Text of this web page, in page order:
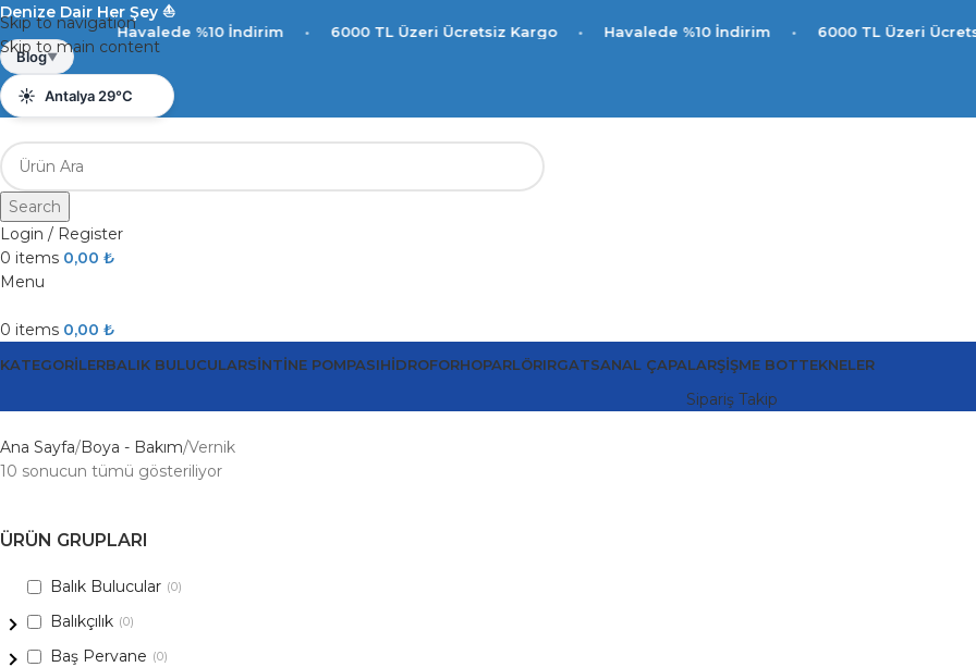
Skip to navigation
Skip to main content
Denize Dair Her Şey ⛵️
Havalede %10 İndirim • 6000 TL Üzeri Ücretsiz Kargo • Havalede %10 İndirim •
6000 TL Üzeri Ücretsiz Kargo
Blog▼
☀️ Antalya 29°C
💨 Rüzgar 4.5 km/s
💧 Nem %78
Search
Login / Register
0 items 0,00 ₺
Menu
0 items 0,00 ₺
KATEGORILERBALIK BULUCULARSINTINE POMPASIHIDROFORHOPARLÖRIRGATSANAL ÇAPALARŞIŞME BOTTEKNELER
Sipariş Takip
Ana Sayfa Boya - Bakım Vernik
10 sonucun tümü gösteriliyor
ÜRÜN GRUPLARI
Balık Bulucular (0)
Balıkçılık (0)
Baş Pervane (0)